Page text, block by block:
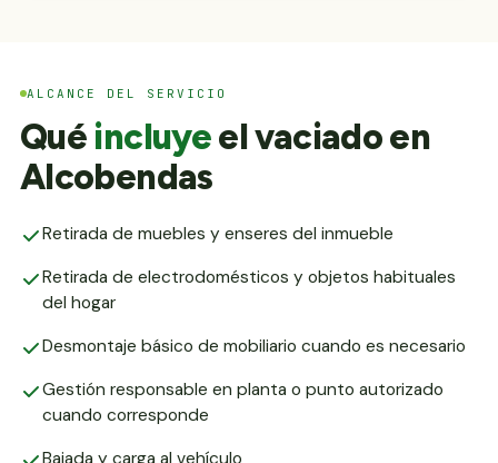
ALCANCE DEL SERVICIO
Qué incluyeel vaciado en
Alcobendas
Retirada de muebles y enseres del inmueble
Retirada de electrodomésticos y objetos habituales
del hogar
Desmontaje básico de mobiliario cuando es necesario
Gestión responsable en planta o punto autorizado
cuando corresponde
Bajada y carga al vehículo